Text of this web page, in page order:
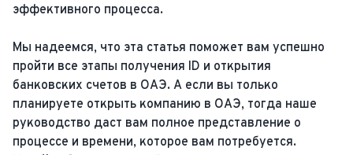
эффективного процесса.
Мы надеемся, что эта статья поможет вам успешно
пройти все этапы получения ID и открытия
банковских счетов в ОАЭ. А если вы только
планируете открыть компанию в ОАЭ, тогда наше
руководство даст вам полное представление о
процессе и времени, которое вам потребуется.